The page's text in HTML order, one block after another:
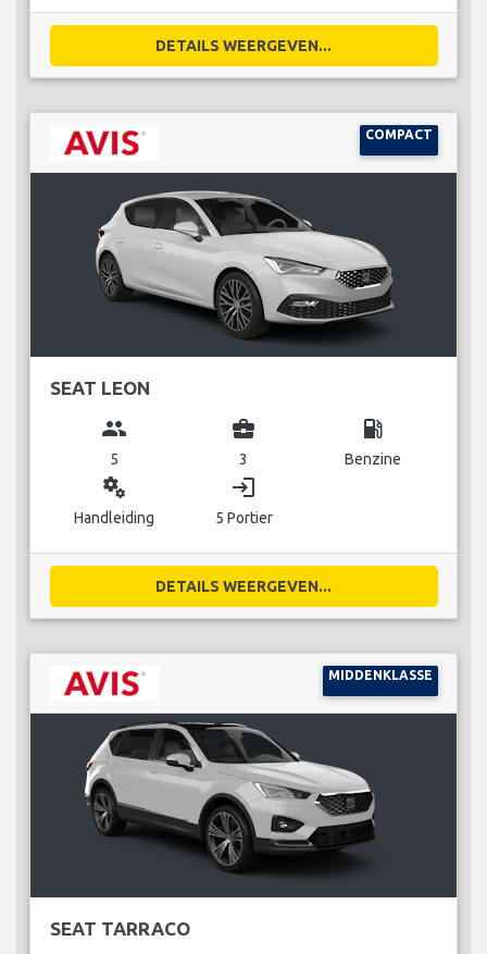
DETAILS WEERGEVEN...
COMPACT
SEAT LEON
group
5
business_center
3
local_gas_station
Benzine
miscellaneous_services
Handleiding
login
5 Portier
DETAILS WEERGEVEN...
MIDDENKLASSE
SEAT TARRACO